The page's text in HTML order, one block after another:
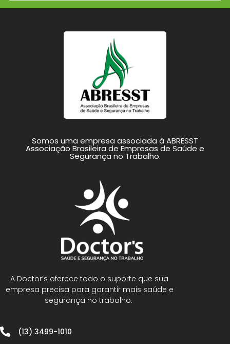
Somos uma empresa associada à ABRESST
Associação Brasileira de Empresas de Saúde e
Segurança no Trabalho.
A Doctor’s oferece todo o suporte que sua
empresa precisa para garantir mais saúde e
segurança no trabalho.
(13) 3499-1010